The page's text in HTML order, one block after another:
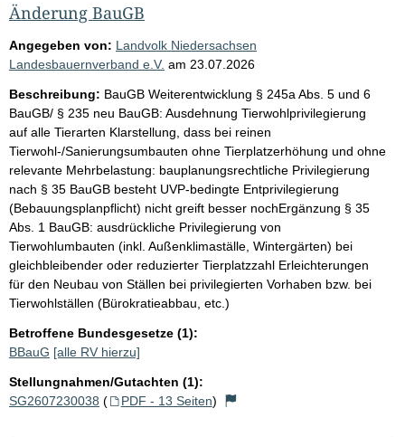
Änderung BauGB
Angegeben von: Landvolk Niedersachsen
Landesbauernverband e.V. am 23.07.2026
Beschreibung: BauGB Weiterentwicklung § 245a Abs. 5 und 6
BauGB/ § 235 neu BauGB: Ausdehnung Tierwohlprivilegierung
auf alle Tierarten Klarstellung, dass bei reinen
Tierwohl‑/Sanierungsumbauten ohne Tierplatzerhöhung und ohne
relevante Mehrbelastung: bauplanungsrechtliche Privilegierung
nach § 35 BauGB besteht UVP‑bedingte Entprivilegierung
(Bebauungsplanpflicht) nicht greift besser nochErgänzung § 35
Abs. 1 BauGB: ausdrückliche Privilegierung von
Tierwohlumbauten (inkl. Außenklimaställe, Wintergärten) bei
gleichbleibender oder reduzierter Tierplatzzahl Erleichterungen
für den Neubau von Ställen bei privilegierten Vorhaben bzw. bei
Tierwohlställen (Bürokratieabbau, etc.)
Betroffene Bundesgesetze (1):
BBauG [alle RV hierzu]
Stellungnahmen/Gutachten (1):
SG2607230038 ( PDF - 13 Seiten)